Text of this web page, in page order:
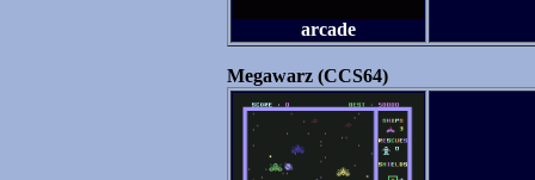
arcade
Megawarz (CCS64)